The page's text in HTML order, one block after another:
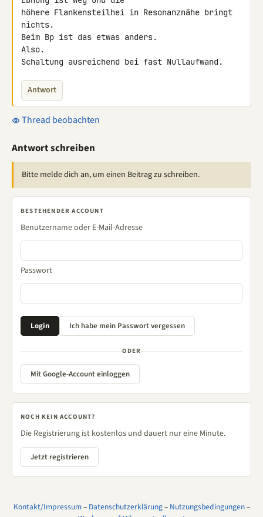
höhere Flankensteilhei in Resonanznähe bringt
nichts.
Beim Bp ist das etwas anders.
Also.
Schaltung ausreichend bei fast Nullaufwand.
Antwort
Thread beobachten
Antwort schreiben
Bitte melde dich an, um einen Beitrag zu schreiben.
BESTEHENDER ACCOUNT
Benutzername oder E-Mail-Adresse
Passwort
ODER
Mit Google-Account einloggen
NOCH KEIN ACCOUNT?
Die Registrierung ist kostenlos und dauert nur eine Minute.
Jetzt registrieren
Kontakt/Impressum– Datenschutzerklärung– Nutzungsbedingungen–